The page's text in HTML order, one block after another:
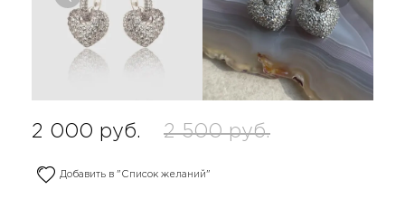
2 000 руб. 2 500 руб.
Добавить в "Список желаний"